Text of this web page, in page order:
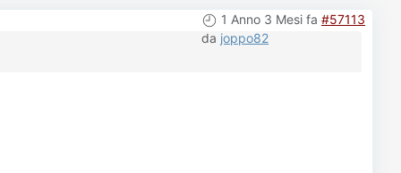
1 Anno 3 Mesi fa #57113
da joppo82